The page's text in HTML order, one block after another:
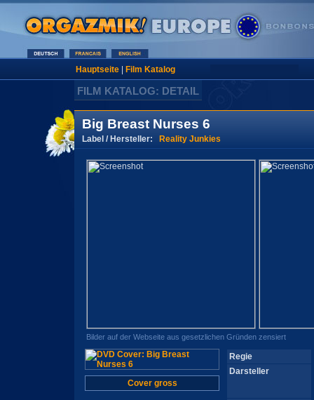
Hauptseite| Film Katalog
FILM KATALOG: DETAIL
Big Breast Nurses 6
Label / Hersteller: Reality Junkies
Bilder auf der Webseite aus gesetzlichen Gründen zensiert
Cover gross
Regie
Darsteller